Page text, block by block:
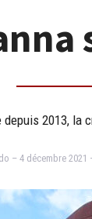
2013, la
– 4 décembre 2021